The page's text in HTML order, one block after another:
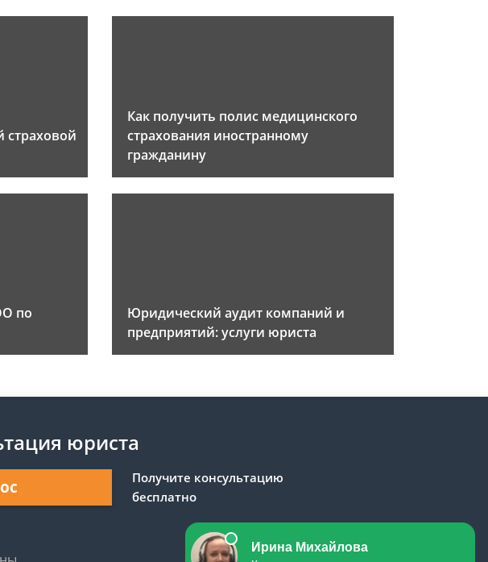
страховой
Как получить полис медицинского
страхования иностранному
гражданину
по
Юридический аудит компаний и
предприятий: услуги юриста
юриста
Получите консультацию
бесплатно